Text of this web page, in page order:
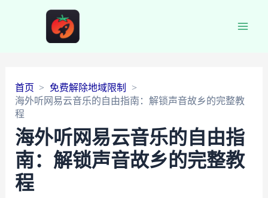
首页
免费解除地域限制
海外听网易云音乐的自由指南：解锁声音故乡的完整教
程
海外听网易云音乐的自由指
南：解锁声音故乡的完整教
程